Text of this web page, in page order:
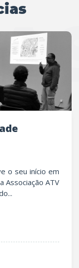
o seu início em
Associação ATV